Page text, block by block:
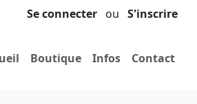
Se connecter ou S'inscrire
Boutique Infos Contact